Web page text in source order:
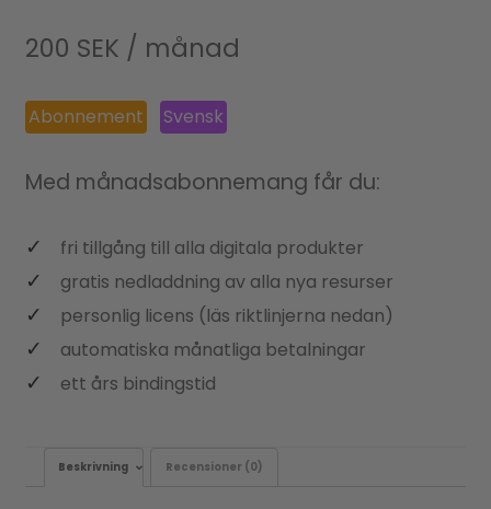
200 SEK / månad
Abonnement Svensk
Med månadsabonnemang får du:
fri tillgång till alla digitala produkter
gratis nedladdning av alla nya resurser
personlig licens (läs riktlinjerna nedan)
automatiska månatliga betalningar
ett års bindingstid
Beskrivning Recensioner (0)